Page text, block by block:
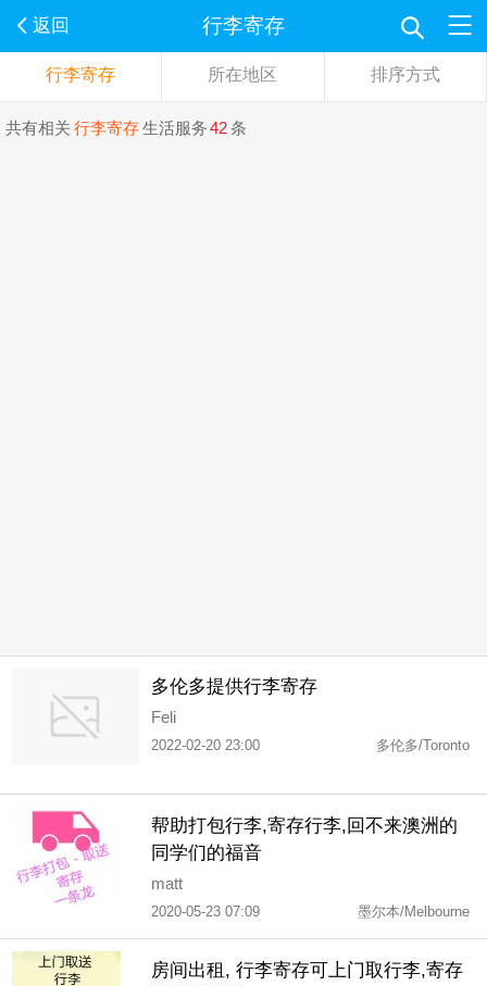
返回 行李寄存
行李寄存 所在地区 排序方式
共有相关 行李寄存生活服务42条
多伦多提供行李寄存
Feli
2022-02-20 23:00 多伦多/Toronto
帮助打包行李,寄存行李,回不来澳洲的
同学们的福音
matt
2020-05-23 07:09 墨尔本/Melbourne
房间出租, 行李寄存可上门取行李,寄存